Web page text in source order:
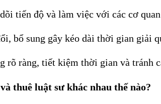
tiến độ và làm việc với các cơ
bổ sung gây kéo dài thời gian giải
rõ ràng, tiết kiệm thời gian và tránh
thuê luật sư khác nhau thế nào?